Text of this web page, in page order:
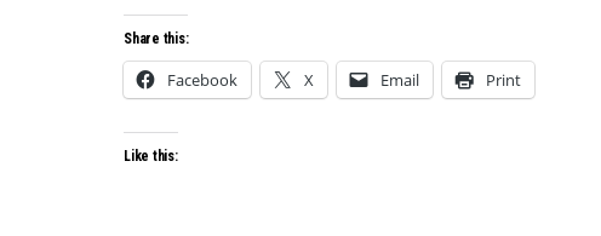
Share this:
Facebook X Email Print
Like this: